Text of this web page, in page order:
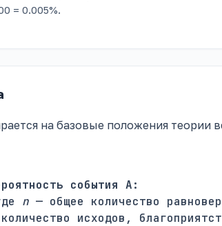
= 0.005%.
на базовые положения теории
события A:
n — общее количество
исходов,